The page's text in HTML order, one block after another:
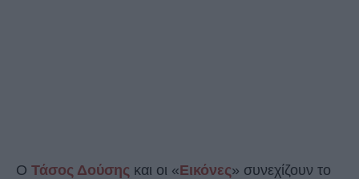
O Τάσος Δούσης και οι «Εικόνες» συνεχίζουν το